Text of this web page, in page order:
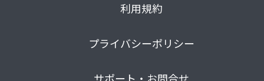
利用規約
プライバシーポリシー